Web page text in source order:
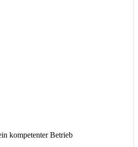
kompetenter Betrieb